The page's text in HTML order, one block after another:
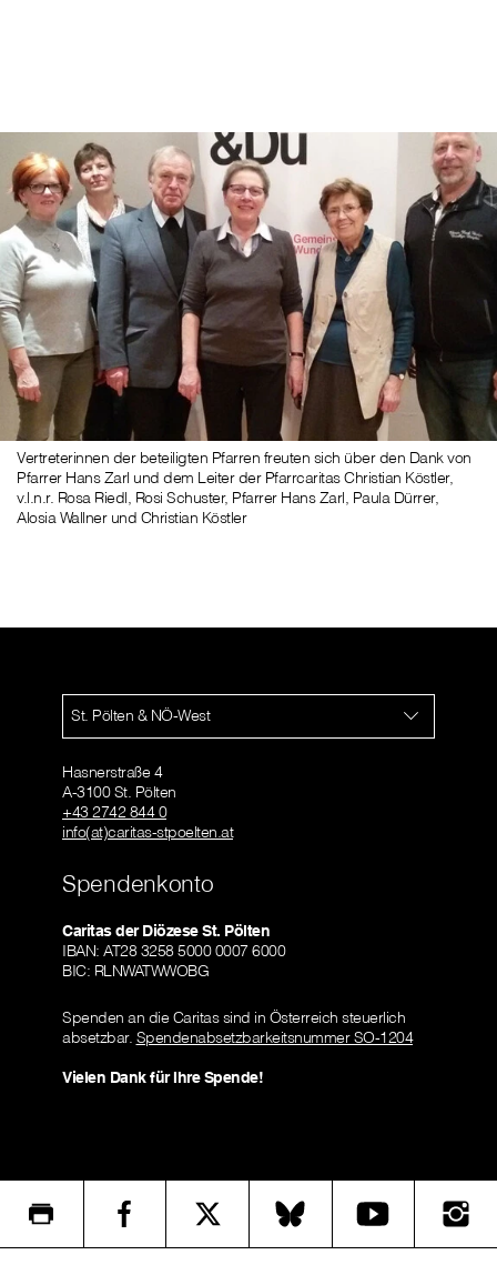
Vertreterinnen der beteiligten Pfarren freuten sich über den Dank von
Pfarrer Hans Zarl und dem Leiter der Pfarrcaritas Christian Köstler,
v.l.n.r. Rosa Riedl, Rosi Schuster, Pfarrer Hans Zarl, Paula Dürrer,
Alosia Wallner und Christian Köstler
St. Pölten & NÖ-West
Hasnerstraße 4
A-3100 St. Pölten
+43 2742 844 0
info(at)caritas-stpoelten.at
Spendenkonto
Caritas der Diözese St. Pölten
IBAN: AT28 3258 5000 0007 6000
BIC: RLNWATWWOBG
Spenden an die Caritas sind in Österreich steuerlich
absetzbar. Spendenabsetzbarkeitsnummer SO-1204
Vielen Dank für Ihre Spende!